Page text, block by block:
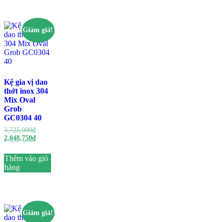
Giảm giá!
Kệ gia vị dao
thớt inox 304
Mix Oval
Grob
GC0304 40
3,725,000₫Giá
gốc
3,725,000₫.
2,048,750₫Giá
tại
là:
Thêm vào giỏ
hàng
Giảm giá!